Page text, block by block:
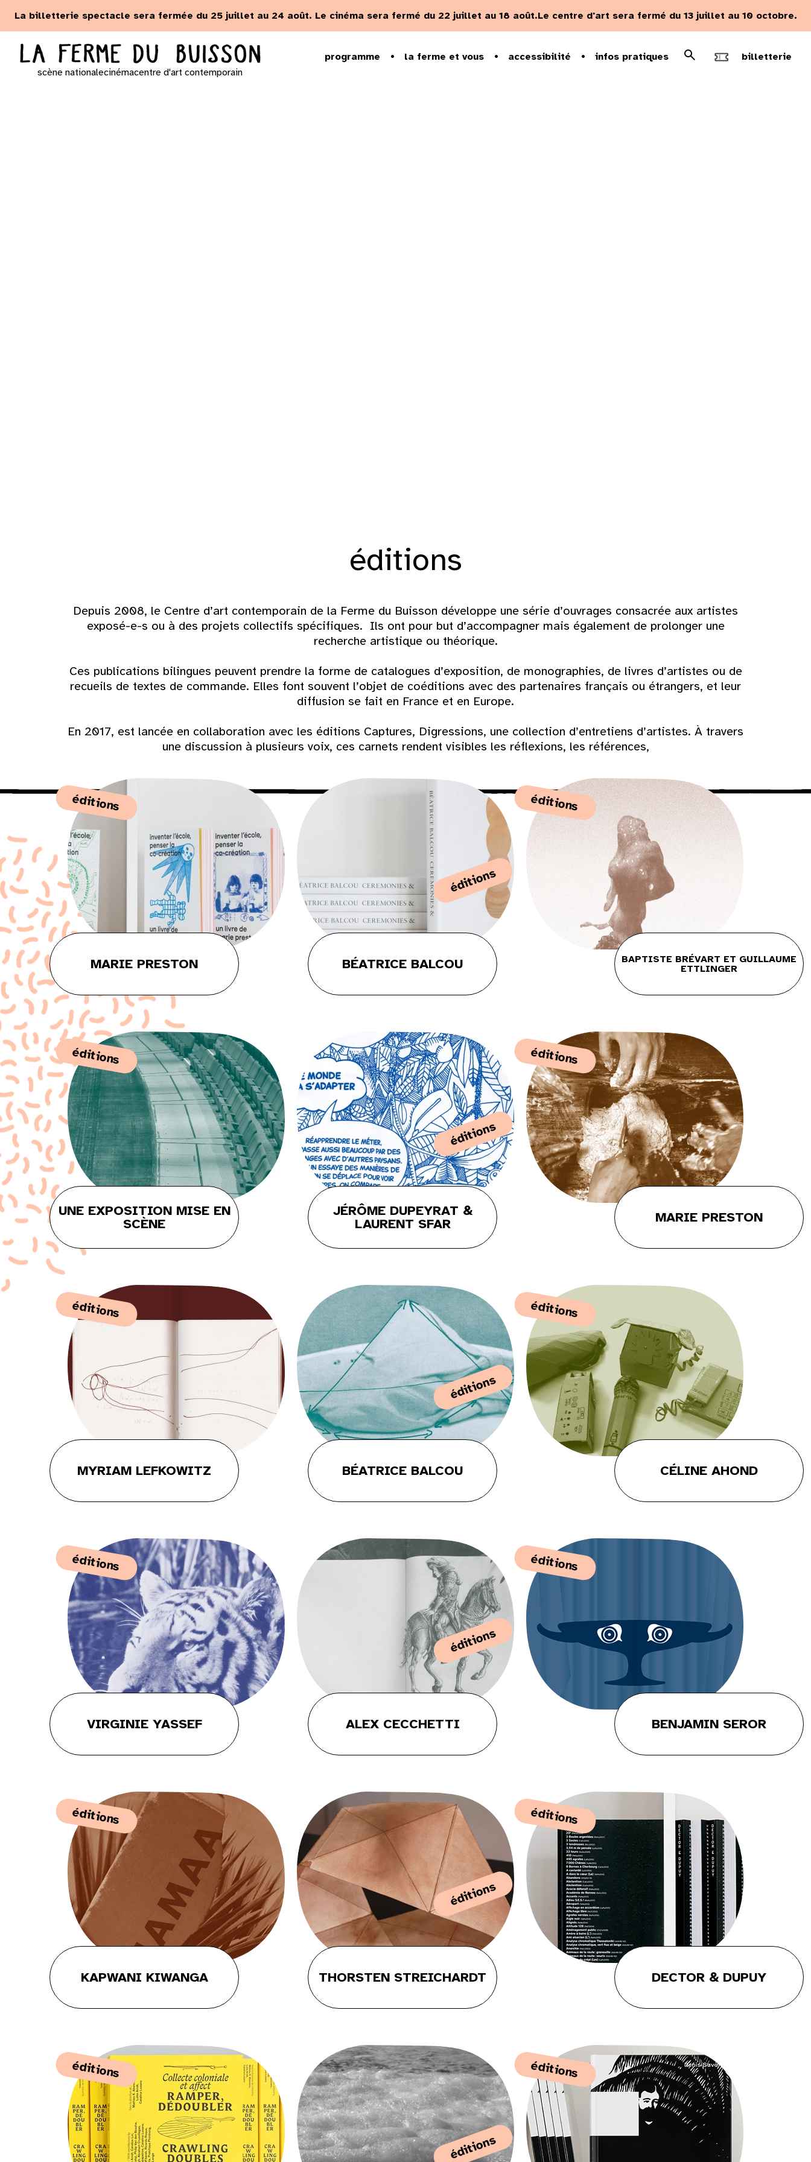
La billetterie spectacle sera fermée du 25 juillet au 24 août. Le cinéma sera fermé du 22 juillet au 18 août.Le centre d'art sera fermé du 13 juillet au 10 octobre.
scène nationalecinémacentre d'art contemporain
programme la ferme et vous accessibilité infos pratiques Recherche
Rechercher billetterie
Lun Mar Mer Jeu Ven
3 4 5 6 7 8
10 12 13 14 16
17 18 19 23
26 27 29
éditions
Depuis 2008, le Centre d’art contemporain de la Ferme du Buisson développe une série d’ouvrages consacrée aux artistes
exposé-e-s ou à des projets collectifs spécifiques. Ils ont pour but d’accompagner mais également de prolonger une
recherche artistique ou théorique.
Ces publications bilingues peuvent prendre la forme de catalogues d’exposition, de monographies, de livres d’artistes ou de
recueils de textes de commande. Elles font souvent l’objet de coéditions avec des partenaires français ou étrangers, et leur
diffusion se fait en France et en Europe.
En 2017, est lancée en collaboration avec les éditions Captures, Digressions, une collection d’entretiens d’artistes. À travers
une discussion à plusieurs voix, ces carnets rendent visibles les réflexions, les références,
éditions
MARIE PRESTON
éditions
BÉATRICE BALCOU
éditions
BAPTISTE BRÉVART ET GUILLAUME
ETTLINGER
éditions
UNE EXPOSITION MISE EN
SCÈNE
éditions
JÉRÔME DUPEYRAT &
LAURENT SFAR
éditions
MARIE PRESTON
éditions
MYRIAM LEFKOWITZ
éditions
BÉATRICE BALCOU
éditions
CÉLINE AHOND
éditions
VIRGINIE YASSEF
éditions
ALEX CECCHETTI
éditions
BENJAMIN SEROR
éditions
KAPWANI KIWANGA
éditions
THORSTEN STREICHARDT
éditions
DECTOR & DUPUY
éditions
éditions
éditions